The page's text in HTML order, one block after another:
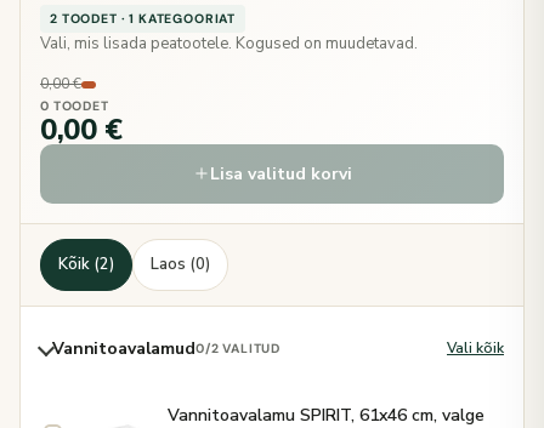
2 TOODET · 1 KATEGOORIAT
Vali, mis lisada peatootele. Kogused on muudetavad.
0,00 €
0 TOODET
0,00 €
Lisa valitud korvi
Kõik (2) Laos (0)
Vannitoavalamud0/2 VALITUD Vali kõik
Vannitoavalamu SPIRIT, 61x46 cm, valge